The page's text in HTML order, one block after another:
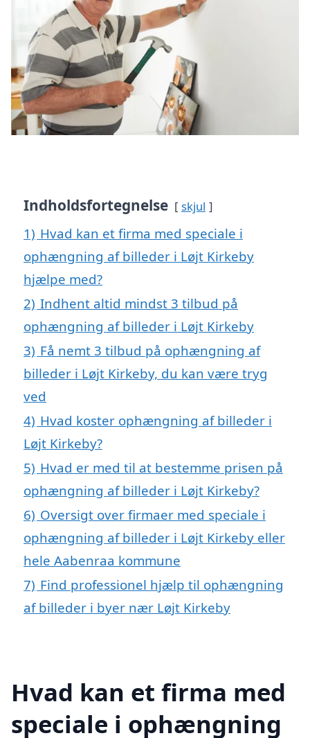
Indholdsfortegnelse skjul
1) Hvad kan et firma med speciale i
ophængning af billeder i Løjt Kirkeby
hjælpe med?
2) Indhent altid mindst 3 tilbud på
ophængning af billeder i Løjt Kirkeby
3) Få nemt 3 tilbud på ophængning af
billeder i Løjt Kirkeby, du kan være tryg
ved
4) Hvad koster ophængning af billeder i
Løjt Kirkeby?
5) Hvad er med til at bestemme prisen på
ophængning af billeder i Løjt Kirkeby?
6) Oversigt over firmaer med speciale i
ophængning af billeder i Løjt Kirkeby eller
hele Aabenraa kommune
7) Find professionel hjælp til ophængning
af billeder i byer nær Løjt Kirkeby
Hvad kan et firma med
speciale i ophængning